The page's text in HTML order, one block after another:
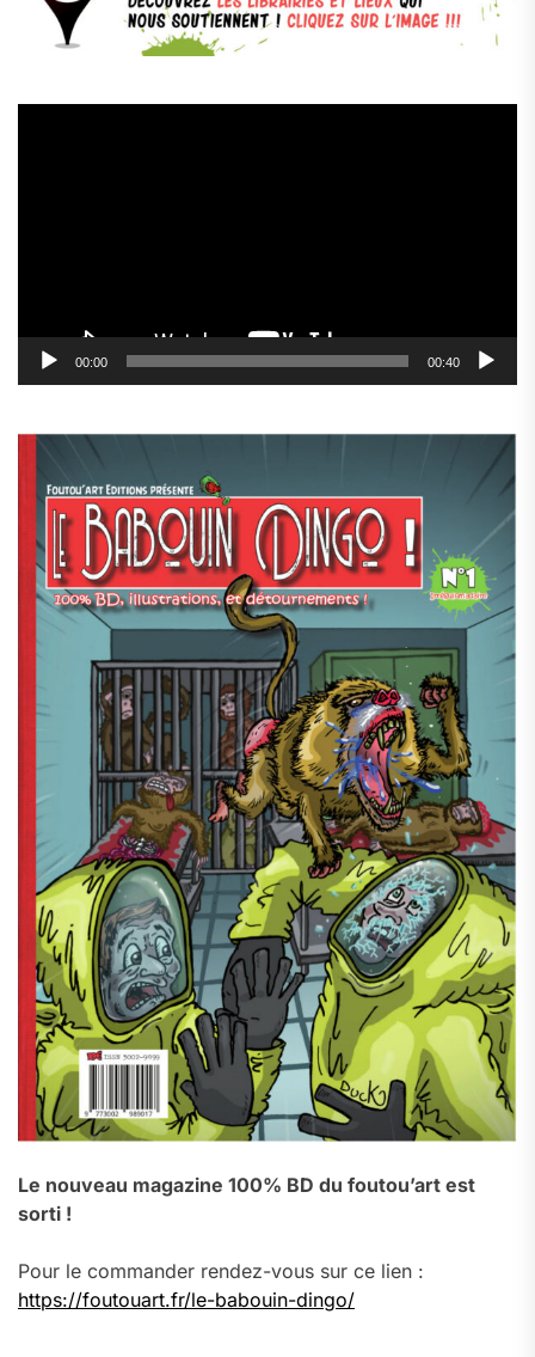
00:00 00:40
Le nouveau magazine 100% BD du foutou’art est
sorti !
Pour le commander rendez-vous sur ce lien :
https://foutouart.fr/le-babouin-dingo/